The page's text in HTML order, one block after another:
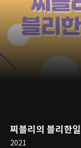
찌블리의 블리한
2021